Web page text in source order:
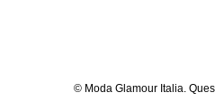
© Moda Glamour Italia.